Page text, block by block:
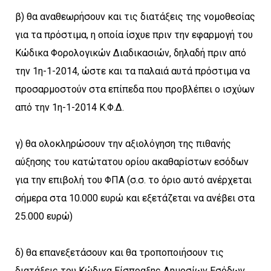
β) θα αναθεωρήσουν και τις διατάξεις της νομοθεσίας
για τα πρόστιμα, η οποία ίσχυε πριν την εφαρμογή του
Κώδικα Φορολογικών Διαδικασιών, δηλαδή πριν από
την 1η-1-2014, ώστε και τα παλαιά αυτά πρόστιμα να
προσαρμοστούν στα επίπεδα που προβλέπει ο ισχύων
από την 1η-1-2014 Κ.Φ.Δ.
γ) θα ολοκληρώσουν την αξιολόγηση της πιθανής
αύξησης του κατώτατου ορίου ακαθαρίστων εσόδων
για την επιβολή του ΦΠΑ (σ.σ. το όριο αυτό ανέρχεται
σήμερα στα 10.000 ευρώ και εξετάζεται να ανέβει στα
25.000 ευρώ)
δ) θα επανεξετάσουν και θα τροποποιήσουν τις